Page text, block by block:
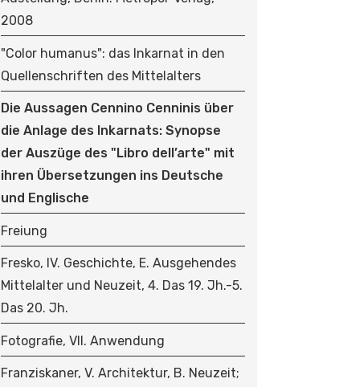
2008
"Color humanus": das Inkarnat in den
Quellenschriften des Mittelalters
Die Aussagen Cennino Cenninis über
die Anlage des Inkarnats: Synopse
der Auszüge des "Libro dell’arte" mit
ihren Übersetzungen ins Deutsche
und Englische
Freiung
Fresko, IV. Geschichte, E. Ausgehendes
Mittelalter und Neuzeit, 4. Das 19. Jh.-5.
Das 20. Jh.
Fotografie, VII. Anwendung
Franziskaner, V. Architektur, B. Neuzeit;